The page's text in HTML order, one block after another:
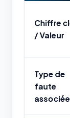
Chiffre
/ Valeur
Type de
faute
associée